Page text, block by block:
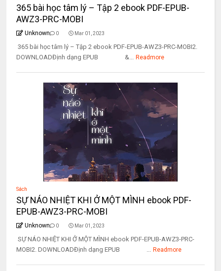
365 bài học tâm lý – Tập 2 ebook PDF-EPUB-
AWZ3-PRC-MOBI
Unknown 0 Mar 01, 2023
365 bài học tâm lý – Tập 2 ebook PDF-EPUB-AWZ3-PRC-MOBI2.
DOWNLOADĐịnh dạng EPUB &... Readmore
Sách
SỰ NÁO NHIỆT KHI Ở MỘT MÌNH ebook PDF-
EPUB-AWZ3-PRC-MOBI
Unknown 0 Mar 01, 2023
SỰ NÁO NHIỆT KHI Ở MỘT MÌNH ebook PDF-EPUB-AWZ3-PRC-
MOBI2. DOWNLOADĐịnh dạng EPUB ... Readmore